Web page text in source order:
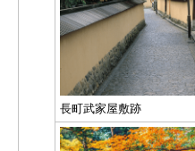
長町武家屋敷跡